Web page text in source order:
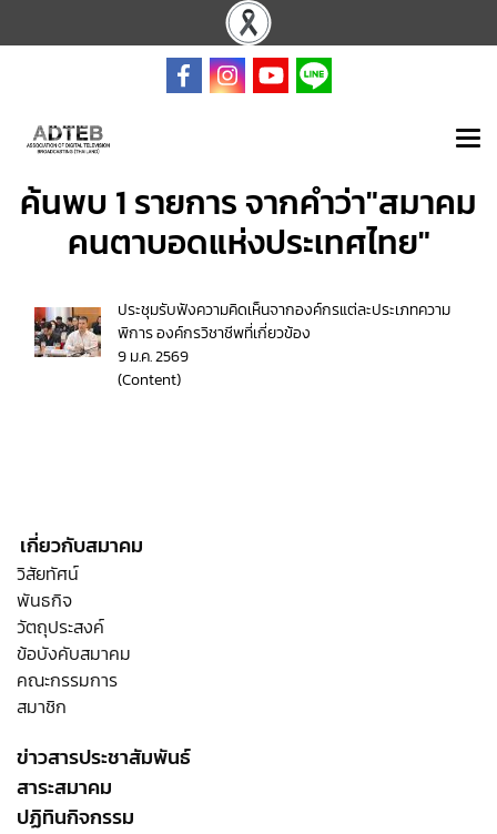
ค้นพบ 1 รายการ จากคำว่า"สมาคม
คนตาบอดแห่งประเทศไทย"
ประชุมรับฟังความคิดเห็นจากองค์กรแต่ละประเภทความ
พิการ องค์กรวิชาชีพที่เกี่ยวข้อง
9 ม.ค. 2569
(Content)
เกี่ยวกับสมาคม
วิสัยทัศน์
พันธกิจ
วัตถุประสงค์
ข้อบังคับสมาคม
คณะกรรมการ
สมาชิก
ข่าวสารประชาสัมพันธ์
สาระสมาคม
ปฏิทินกิจกรรม